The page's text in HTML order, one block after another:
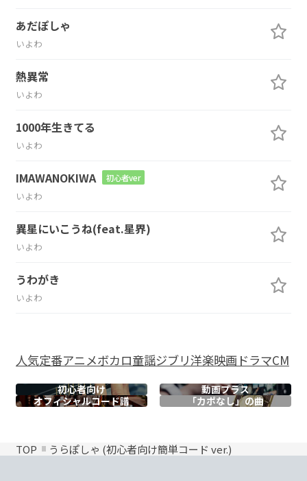
あだぽしゃ
いよわ
熱異常
いよわ
1000年生きてる
いよわ
IMAWANOKIWA 初心者ver
いよわ
異星にいこうね(feat.星界)
いよわ
うわがき
いよわ
人気定番アニメボカロ童謡ジブリ洋楽映画ドラマCM
初心者向け
動画プラス
オフィシャルコード譜 「カポなし」の曲
TOP うらぽしゃ (初心者向け簡単コード ver.)